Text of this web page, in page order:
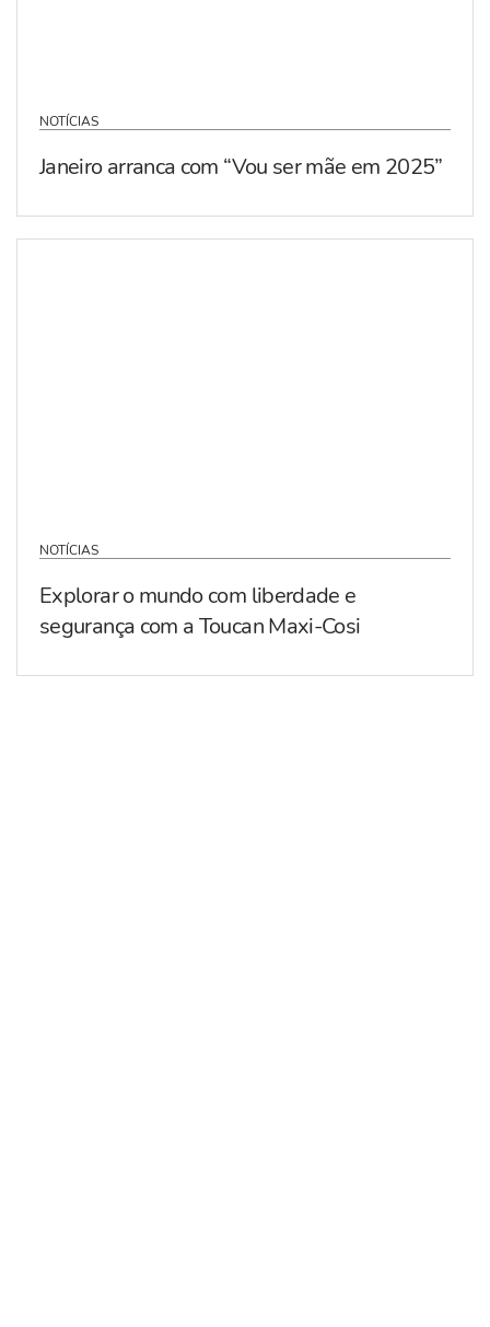
NOTÍCIAS
Janeiro arranca com “Vou ser mãe em 2025”
NOTÍCIAS
Explorar o mundo com liberdade e
segurança com a Toucan Maxi-Cosi